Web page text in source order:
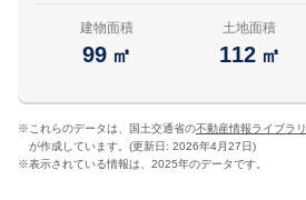
建物面積
99 ㎡
土地面積
112 ㎡
※ これらのデータは、国土交通省の不動産情報ライブラリ
が作成しています。(更新日: 2026年4月27日)
※表示されている情報は、2025年のデータです。